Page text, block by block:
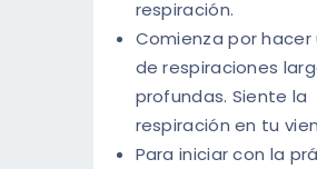
respiración.
Comienza por hacer
de respiraciones
profundas. Siente la
respiración en tu
Para iniciar con la